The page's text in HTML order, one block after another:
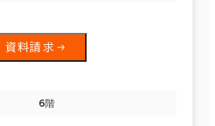
資料請求
6階